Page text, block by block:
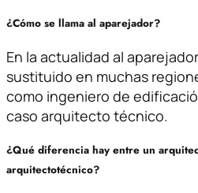
¿Cómo se llama al aparejador?
En la actualidad al
sustituido en muchas
como ingeniero de
caso arquitecto técnico.
¿Qué diferencia hay entre un
arquitectotécnico?